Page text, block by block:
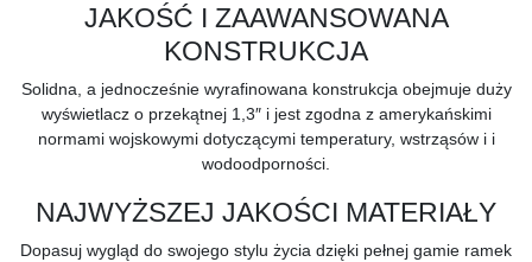
JAKOŚĆ I ZAAWANSOWANA
KONSTRUKCJA
Solidna, a jednocześnie wyrafinowana konstrukcja obejmuje duży
wyświetlacz o przekątnej 1,3″ i jest zgodna z amerykańskimi
normami wojskowymi dotyczącymi temperatury, wstrząsów i i
wodoodporności.
NAJWYŻSZEJ JAKOŚCI MATERIAŁY
Dopasuj wygląd do swojego stylu życia dzięki pełnej gamie ramek